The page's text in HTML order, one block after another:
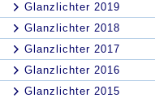
Glanzlichter 2019
Glanzlichter 2018
Glanzlichter 2017
Glanzlichter 2016
Glanzlichter 2015